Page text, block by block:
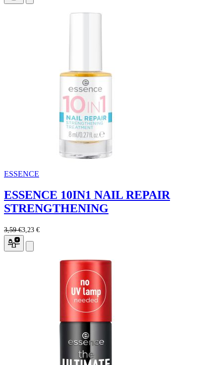
ESSENCE
ESSENCE 10IN1 NAIL REPAIR
STRENGTHENING
3,59 €3,23 €